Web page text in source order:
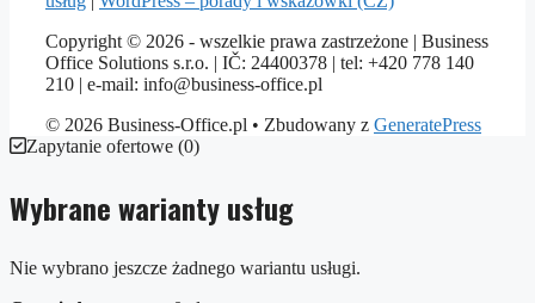
Copyright © 2026 - wszelkie prawa zastrzeżone | Business
Office Solutions s.r.o. | IČ: 24400378 | tel: +420 778 140
210 | e-mail: info@business-office.pl
© 2026 Business-Office.pl • Zbudowany z GeneratePress
Zapytanie ofertowe (0)
Wybrane warianty usług
Nie wybrano jeszcze żadnego wariantu usługi.